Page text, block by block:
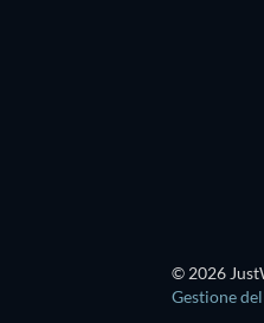
© 2026
Gestione